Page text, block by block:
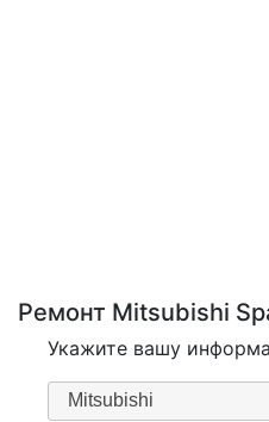
Ремонт Mitsubishi
Укажите вашу
Mitsubishi